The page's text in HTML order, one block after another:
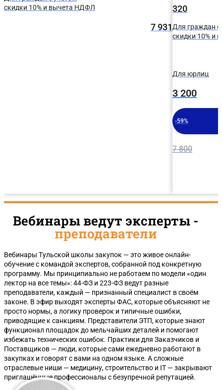
скидки 10% и вычета НДФЛ
7 931
320
Для граждан с
скидки 10% и
Для юрлиц
3 200
-59%
7 800
Вебинары ведут эксперты -
преподаватели
Вебинары Тульской школы закупок — это живое онлайн-
обучение с командой экспертов, собранной под конкретную
программу. Мы принципиально не работаем по модели «один
лектор на все темы»: 44-ФЗ и 223-ФЗ ведут разные
преподаватели, каждый — признанный специалист в своём
законе. В эфир выходят эксперты ФАС, которые объясняют не
просто нормы, а логику проверок и типичные ошибки,
приводящие к санкциям. Представители ЭТП, которые знают
функционал площадок до мельчайших деталей и помогают
избежать технических ошибок. Практики для Заказчиков и
Поставщиков — люди, которые сами ежедневно работают в
закупках и говорят с вами на одном языке. А сложные
отраслевые ниши — медицину, строительство и IT — закрывают
приглашённые профессионалы с безупречной репутацией.